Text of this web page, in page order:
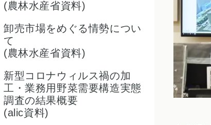
(農林水産省資料)
卸売市場をめぐる情勢につい
て
(農林水産省資料)
新型コロナウィルス禍の加
工・業務用野菜需要構造実態
調査の結果概要
(alic資料)